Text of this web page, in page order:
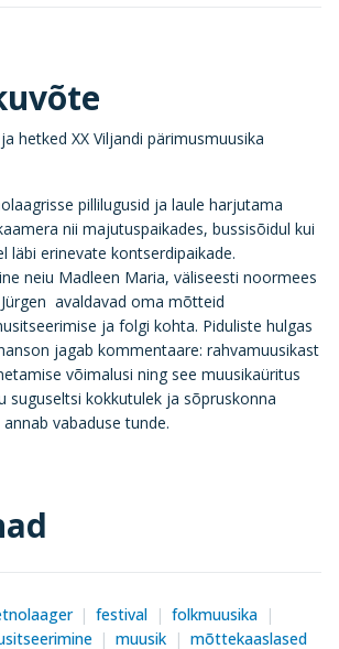
hetked XX Viljandi pärimusmuusika
pillilugusid ja laule harjutama
nii majutuspaikades, bussisõidul kui
läbi erinevate kontserdipaikade.
neiu Madleen Maria, väliseesti noormees
avaldavad oma mõtteid
ja folgi kohta. Piduliste hulgas
jagab kommentaare: rahvamuusikast
võimalusi ning see muusikaüritus
suguseltsi kokkutulek ja sõpruskonna
vabaduse tunde.
festival
folkmuusika
muusik mõttekaaslased